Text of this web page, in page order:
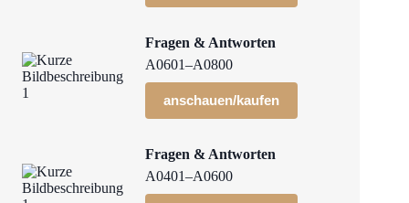
Fragen & Antworten
A0601–A0800
anschauen/kaufen
Fragen & Antworten
A0401–A0600